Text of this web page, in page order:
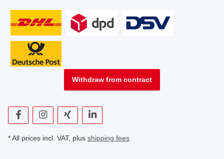
Withdraw from contract
* All prices incl. VAT, plus shipping fees